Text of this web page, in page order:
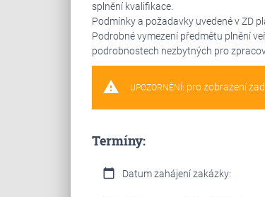
splnění kvalifikace.
Podmínky a požadavky uvedené v ZD
Podrobné vymezení předmětu plnění
podrobnostech nezbytných pro
warning UPOZORNĚNÍ: pro zobrazení
Termíny:
calendar_today Datum zahájení zakázky: